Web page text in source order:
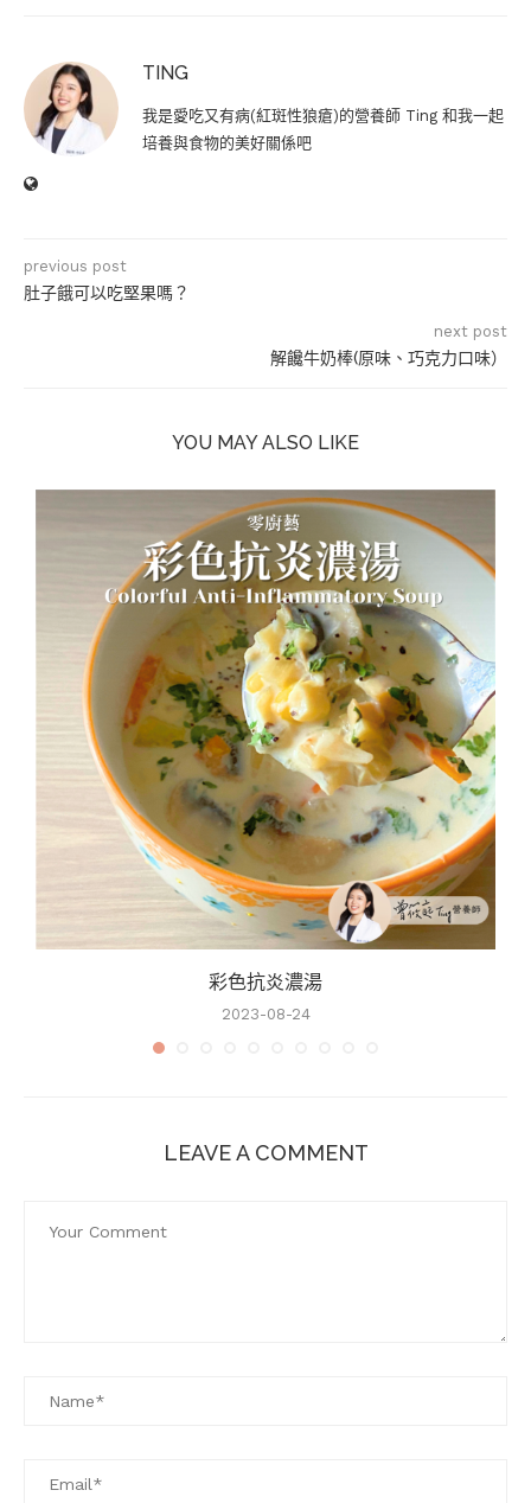
TING
我是愛吃又有病(紅斑性狼瘡)的營養師 Ting 和我一起
培養與食物的美好關係吧
previous post
肚子餓可以吃堅果嗎？
next post
解饞牛奶棒(原味、巧克力口味）
YOU MAY ALSO LIKE
彩色抗炎濃湯
2023-08-24
LEAVE A COMMENT